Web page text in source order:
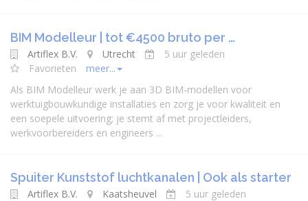
BIM Modelleur | tot €4500 bruto per …
Artiflex B.V. Utrecht
5 uur geleden
Favorieten
meer...
Als BIM Modelleur werk je aan 3D BIM-modellen voor
werktuigbouwkundige installaties en zorg je voor kwaliteit en
een soepele uitvoering; je stemt af met projectleiders,
werkvoorbereiders en engineers ...
Spuiter Kunststof luchtkanalen | Ook als starter
Artiflex B.V. Kaatsheuvel
5 uur geleden